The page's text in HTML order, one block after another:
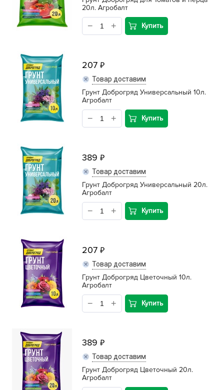
20л. Агробалт
Купить
207
Товар доставим
Грунт Доброгряд Универсальный 10л.
Агробалт
Купить
389
Товар доставим
Грунт Доброгряд Универсальный 20л.
Агробалт
Купить
207
Товар доставим
Грунт Доброгряд Цветочный 10л.
Агробалт
Купить
389
Товар доставим
Грунт Доброгряд Цветочный 20л.
Агробалт